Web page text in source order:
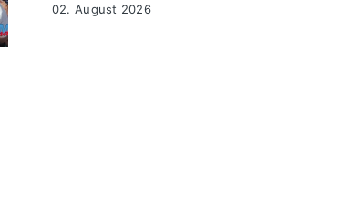
02. August 2026